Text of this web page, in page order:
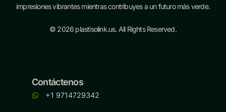
impresiones vibrantes mientras contribuyes a un futuro más verde.
© 2026 plastisolink.us. All Rights Reserved.
Contáctenos
+1 9714729342